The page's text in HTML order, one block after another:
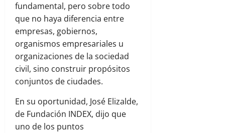
fundamental, pero sobre todo
que no haya diferencia entre
empresas, gobiernos,
organismos empresariales u
organizaciones de la sociedad
civil, sino construir propósitos
conjuntos de ciudades.
En su oportunidad, José Elizalde,
de Fundación INDEX, dijo que
uno de los puntos